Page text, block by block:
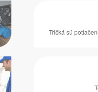
Tričká sú